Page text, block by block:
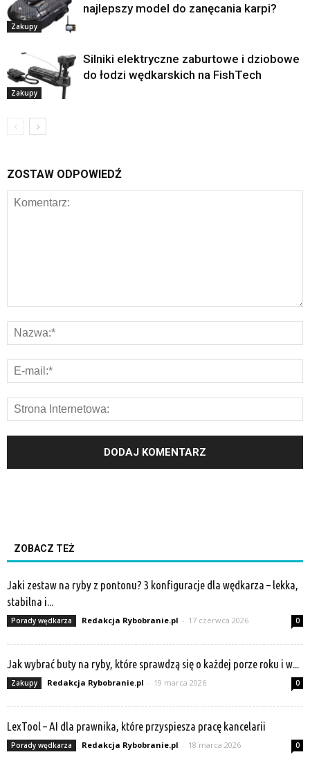
Zakupy
najlepszy model do zanęcania karpi?
Zakupy
Silniki elektryczne zaburtowe i dziobowe
do łodzi wędkarskich na FishTech
ZOSTAW ODPOWIEDŹ
ZOBACZ TEŻ
Jaki zestaw na ryby z pontonu? 3 konfiguracje dla wędkarza – lekka,
stabilna i...
Porady wędkarza Redakcja Rybobranie.pl - 17 czerwca 2026 0
Jak wybrać buty na ryby, które sprawdzą się o każdej porze roku i w...
Zakupy Redakcja Rybobranie.pl - 19 marca 2026 0
LexTool – AI dla prawnika, które przyspiesza pracę kancelarii
Porady wędkarza Redakcja Rybobranie.pl - 18 marca 2026 0